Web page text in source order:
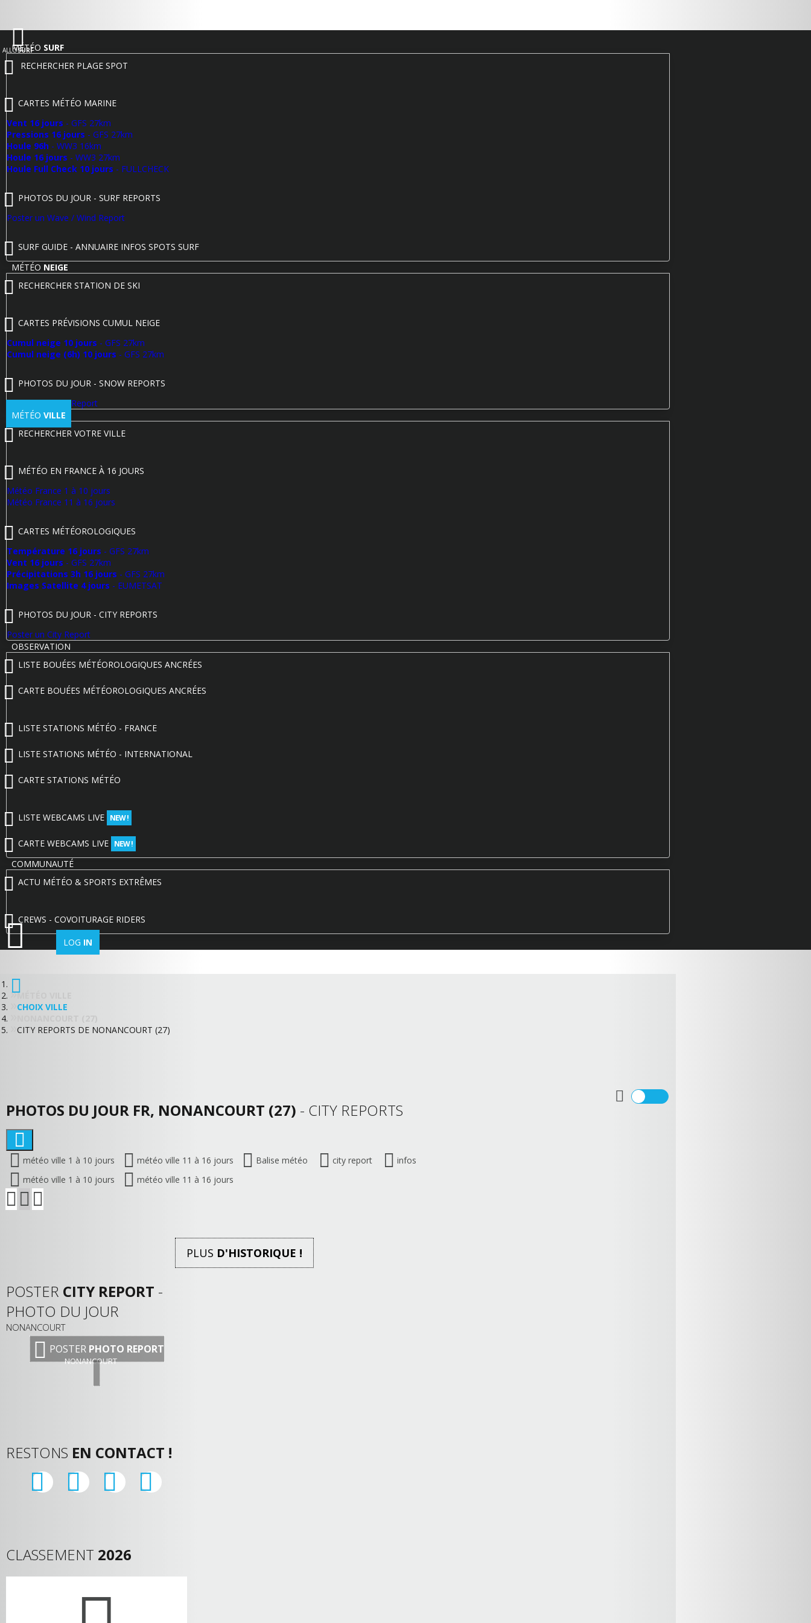
ALLOSURF
MÉTÉO SURF
RECHERCHER PLAGE SPOT
CARTES MÉTÉO MARINE
Vent 16 jours - GFS 27km
Pressions 16 jours - GFS 27km
Houle 96h - WW3 16km
Houle 16 jours - WW3 27km
Houle Full Check 10 jours - FULLCHECK
PHOTOS DU JOUR - SURF REPORTS
Poster un Wave / Wind Report
SURF GUIDE - ANNUAIRE INFOS SPOTS SURF
MÉTÉO NEIGE
RECHERCHER STATION DE SKI
CARTES PRÉVISIONS CUMUL NEIGE
Cumul neige 10 jours - GFS 27km
Cumul neige (6h) 10 jours - GFS 27km
PHOTOS DU JOUR - SNOW REPORTS
Poster un Snow Report
MÉTÉO VILLE
RECHERCHER VOTRE VILLE
MÉTÉO EN FRANCE À 16 JOURS
Météo France 1 à 10 jours
Météo France 11 à 16 jours
CARTES MÉTÉOROLOGIQUES
Température 16 jours - GFS 27km
Vent 16 jours - GFS 27km
Précipitations 3h 16 jours - GFS 27km
Images Satellite 4 jours - EUMETSAT
PHOTOS DU JOUR - CITY REPORTS
Poster un City Report
OBSERVATION
LISTE BOUÉES MÉTÉOROLOGIQUES ANCRÉES
CARTE BOUÉES MÉTÉOROLOGIQUES ANCRÉES
LISTE STATIONS MÉTÉO - FRANCE
LISTE STATIONS MÉTÉO - INTERNATIONAL
CARTE STATIONS MÉTÉO
LISTE WEBCAMS LIVE NEW !
CARTE WEBCAMS LIVE NEW !
COMMUNAUTÉ
ACTU MÉTÉO & SPORTS EXTRÊMES
CREWS - COVOITURAGE RIDERS
LOG IN
MÉTÉO VILLE
CHOIX VILLE
CITY REPORTS DE NONANCOURT (27)
PHOTOS DU JOUR FR, NONANCOURT (27) - CITY REPORTS
météo ville 1 à 10 jours météo ville 11 à 16 jours Balise météo city report
infos
météo ville 1 à 10 jours
météo ville 11 à 16 jours
PLUS D'HISTORIQUE !
POSTER CITY REPORT -
PHOTO DU JOUR
NONANCOURT
POSTER PHOTO REPORT
NONANCOURT
RESTONS EN CONTACT !
CLASSEMENT 2026